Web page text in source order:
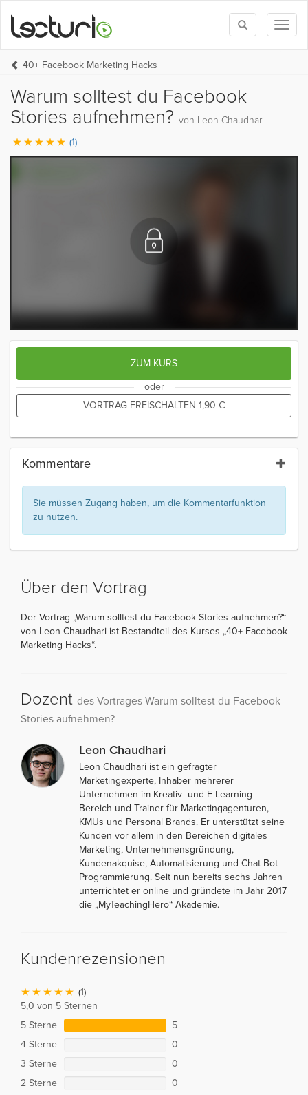
Toggle
search
40+ Facebook Marketing Hacks
Warum solltest du Facebook
Stories aufnehmen? von Leon Chaudhari
(1)
ZUM KURS
oder
VORTRAG FREISCHALTEN 1,90 €
Kommentare
Sie müssen Zugang haben, um die Kommentarfunktion
zu nutzen.
Über den Vortrag
Der Vortrag „Warum solltest du Facebook Stories aufnehmen?“
von Leon Chaudhari ist Bestandteil des Kurses „40+ Facebook
Marketing Hacks“.
Dozent des Vortrages Warum solltest du Facebook
Stories aufnehmen?
Leon Chaudhari
Leon Chaudhari ist ein gefragter
Marketingexperte, Inhaber mehrerer
Unternehmen im Kreativ- und E-Learning-
Bereich und Trainer für Marketingagenturen,
KMUs und Personal Brands. Er unterstützt seine
Kunden vor allem in den Bereichen digitales
Marketing, Unternehmensgründung,
Kundenakquise, Automatisierung und Chat Bot
Programmierung. Seit nun bereits sechs Jahren
unterrichtet er online und gründete im Jahr 2017
die „MyTeachingHero“ Akademie.
Kundenrezensionen
(1)
5,0 von 5 Sternen
5 Sterne
5
4 Sterne
0
3 Sterne
0
2 Sterne
0